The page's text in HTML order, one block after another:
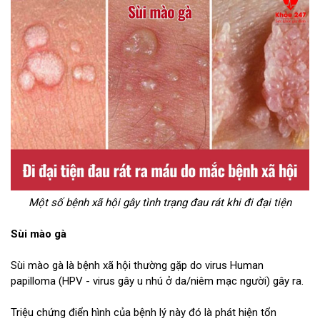
Một số bệnh xã hội gây tình trạng đau rát khi đi đại tiện
Sùi mào gà
Sùi mào gà là bệnh xã hội thường gặp do virus Human
papilloma (HPV - virus gây u nhú ở da/niêm mạc người) gây ra.
Triệu chứng điển hình của bệnh lý này đó là phát hiện tổn